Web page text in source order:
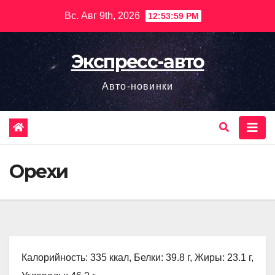
содержимому
Вс. Авг 9th, 2026 12:54:00 PM
Экспресс-авто
Авто-новинки
Орехи
Калорийность: 335 ккал, Белки: 39.8 г, Жиры: 23.1 г,